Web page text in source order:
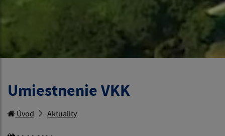
Umiestnenie VKK
Úvod Aktuality